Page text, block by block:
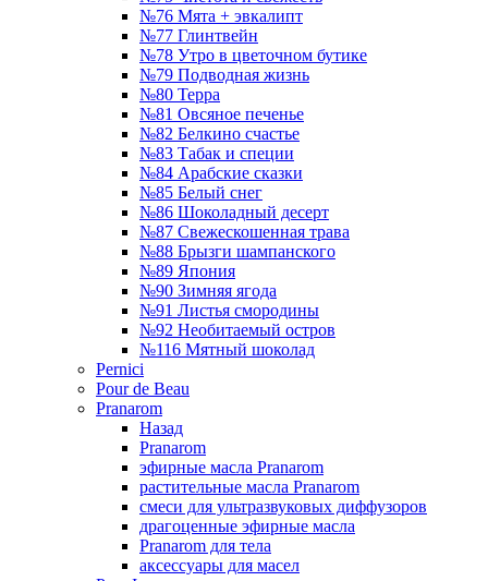
№76 Мята + эвкалипт
№77 Глинтвейн
№78 Утро в цветочном бутике
№79 Подводная жизнь
№80 Терра
№81 Овсяное печенье
№82 Белкино счастье
№83 Табак и специи
№84 Арабские сказки
№85 Белый снег
№86 Шоколадный десерт
№87 Свежескошенная трава
№88 Брызги шампанского
№89 Япония
№90 Зимняя ягода
№91 Листья смородины
№92 Необитаемый остров
№116 Мятный шоколад
Pernici
Pour de Beau
Pranarom
Назад
Pranarom
эфирные масла Pranarom
растительные масла Pranarom
смеси для ультразвуковых диффузоров
драгоценные эфирные масла
Pranarom для тела
аксессуары для масел